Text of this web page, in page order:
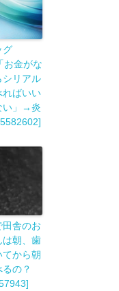
グ
お金がな
シリアル
ればいい
い」→炎
田舎のお
は朝、歯
てから朝
の？